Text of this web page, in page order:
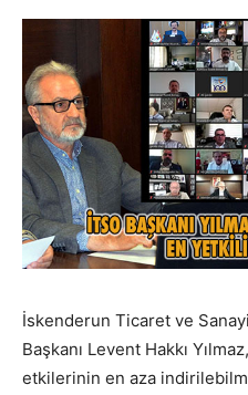
İskenderun Ticaret ve
Başkanı Levent Hakkı
etkilerinin en aza